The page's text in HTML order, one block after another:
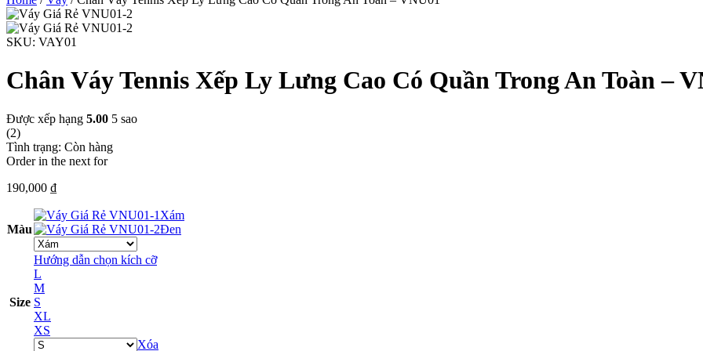
SKU: VAY01
Chân Váy Tennis Xếp Ly Lưng Cao Có Quần Trong An Toàn –
Được xếp hạng 5.00 5 sao
(2)
Tình trạng: Còn hàng
Order in the next for
190,000 ₫
Màu
Xám
Đen
Size
Hướng dẫn chọn kích cỡ
L
M
S
XL
XS
Xóa